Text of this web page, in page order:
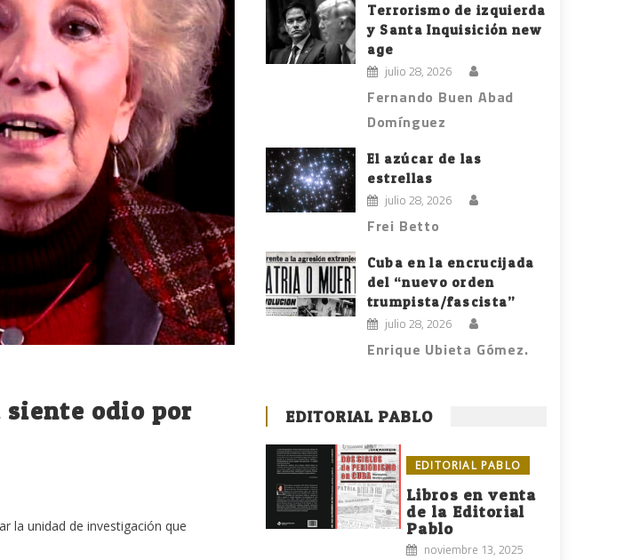
odio por
la unidad de investigación que
Terrorismo de izquierda
y Santa Inquisición new
age
julio 28, 2026
Fernando Buen Abad
Domínguez
El azúcar de las
estrellas
julio 28, 2026
Frei Betto
Cuba en la encrucijada
del “nuevo orden
trumpista/fascista”
julio 28, 2026
Enrique Ubieta Gómez.
EDITORIAL PABLO
EDITORIAL PABLO
Libros en venta
de la Editorial
Pablo
noviembre 13, 2025